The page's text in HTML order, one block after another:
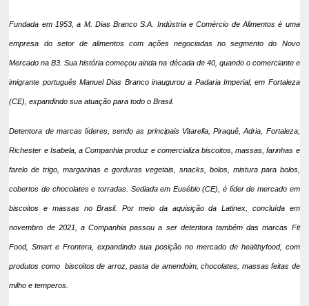
Fundada em 1953, a M. Dias Branco S.A. Indústria e Comércio de Alimentos é uma
empresa do setor de alimentos com ações negociadas no segmento do Novo
Mercado na B3. Sua história começou ainda na década de 40, quando o comerciante e
imigrante português Manuel Dias Branco inaugurou a Padaria Imperial, em Fortaleza
(CE), expandindo sua atuação para todo o Brasil.
Detentora de marcas líderes, sendo as principais Vitarella, Piraquê, Adria, Fortaleza,
Richester e Isabela, a Companhia produz e comercializa biscoitos, massas, farinhas e
farelo de trigo, margarinas e gorduras vegetais, snacks, bolos, mistura para bolos,
cobertos de chocolates e torradas. Sediada em Eusébio (CE), é líder de mercado em
biscoitos e massas no Brasil. Por meio da aquisição da Latinex, concluída em
novembro de 2021, a Companhia passou a ser detentora também das marcas Fit
Food, Smart e Frontera, expandindo sua posição no mercado de healthyfood, com
produtos como biscoitos de arroz, pasta de amendoim, chocolates, massas feitas de
milho e temperos.